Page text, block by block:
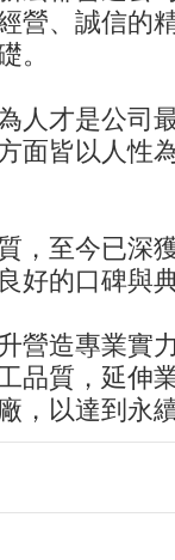
營、誠信的
。
人才是公司
面皆以人性
，至今已深
好的口碑與
營造專業實
品質，延伸
，以達到永